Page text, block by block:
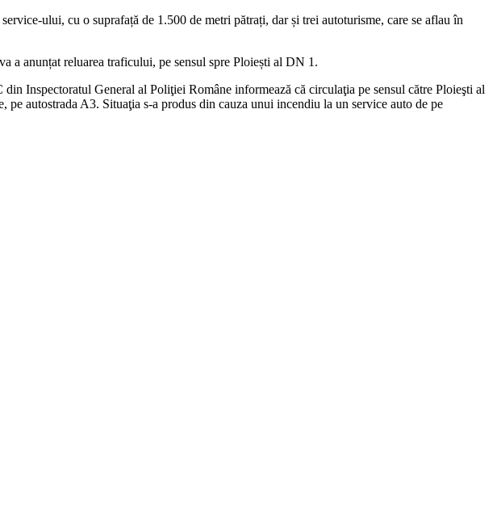
ului, cu o suprafață de 1.500 de metri pătrați, dar și trei autoturisme, care se aflau în
a anunțat reluarea traficului, pe sensul spre Ploiești al DN 1.
Inspectoratul General al Poliţiei Române informează că circulaţia pe sensul către Ploieşti al
autostrada A3. Situaţia s-a produs din cauza unui incendiu la un service auto de pe